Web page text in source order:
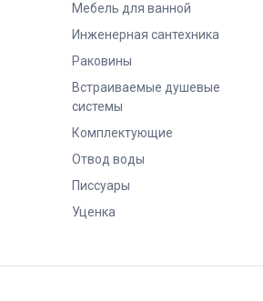
Мебель для ванной
Инженерная сантехника
Раковины
Встраиваемые душевые
системы
Комплектующие
Отвод воды
Писсуары
Уценка